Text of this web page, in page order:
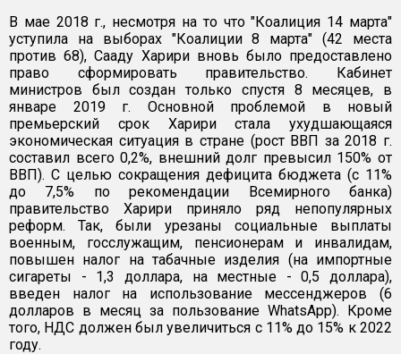
В мае 2018 г., несмотря на то что "Коалиция 14 марта"
уступила на выборах "Коалиции 8 марта" (42 места
против 68), Сааду Харири вновь было предоставлено
право сформировать правительство. Кабинет
министров был создан только спустя 8 месяцев, в
январе 2019 г. Основной проблемой в новый
премьерский срок Харири стала ухудшающаяся
экономическая ситуация в стране (рост ВВП за 2018 г.
составил всего 0,2%, внешний долг превысил 150% от
ВВП). С целью сокращения дефицита бюджета (с 11%
до 7,5% по рекомендации Всемирного банка)
правительство Харири приняло ряд непопулярных
реформ. Так, были урезаны социальные выплаты
военным, госслужащим, пенсионерам и инвалидам,
повышен налог на табачные изделия (на импортные
сигареты - 1,3 доллара, на местные - 0,5 доллара),
введен налог на использование мессенджеров (6
долларов в месяц за пользование WhatsApp). Кроме
того, НДС должен был увеличиться с 11% до 15% к 2022
году.